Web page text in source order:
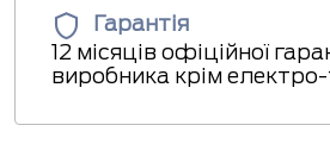
Гарантія
12 місяців офіційної
виробника крім